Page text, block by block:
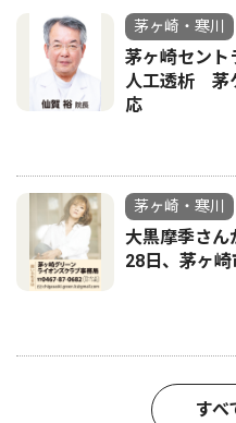
茅ヶ崎・寒川
茅ヶ崎セン
人工透析 茅
応
茅ヶ崎・寒川
大黒摩季さ
28日、茅ヶ
すべ